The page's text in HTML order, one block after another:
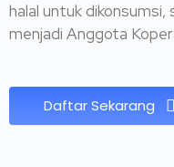
halal untuk
menjadi Anggota
Daftar Sekarang